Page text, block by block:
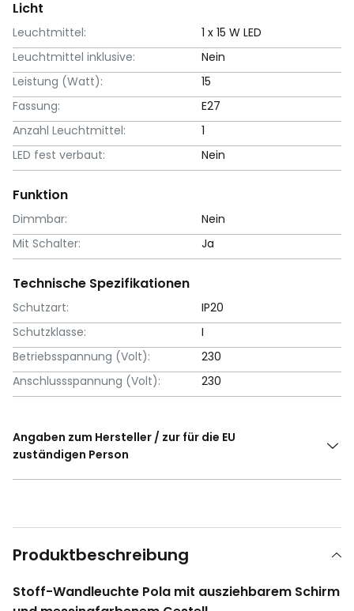
Licht
Leuchtmittel:
1 x 15 W LED
Leuchtmittel inklusive:
Nein
Leistung (Watt):
15
Fassung:
E27
Anzahl Leuchtmittel:
1
LED fest verbaut:
Nein
Funktion
Dimmbar:
Nein
Mit Schalter:
Ja
Technische Spezifikationen
Schutzart:
IP20
Schutzklasse:
I
Betriebsspannung (Volt):
230
Anschlussspannung (Volt):
230
Angaben zum Hersteller / zur für die EU
zuständigen Person
Produktbeschreibung
Stoff-Wandleuchte Pola mit ausziehbarem Schirm